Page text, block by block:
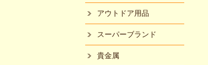
アウトドア用品
スーパーブランド
貴金属